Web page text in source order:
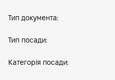
Тип документа:
Тип посади:
Категорія посади: